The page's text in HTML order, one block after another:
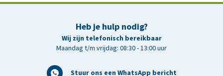
Heb je hulp nodig?
Wij zijn telefonisch bereikbaar
Maandag t/m vrijdag: 08:30 - 13:00 uur
Stuur ons een WhatsApp bericht